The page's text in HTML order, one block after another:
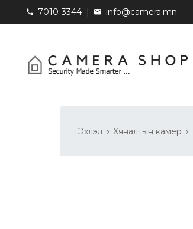
7010-3344 | info@camera.mn
Эхлэл Хяналтын камер